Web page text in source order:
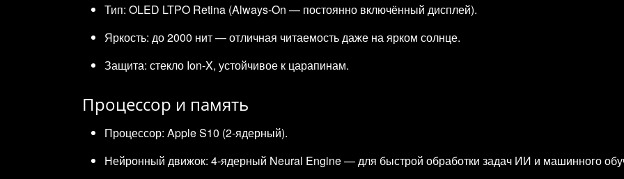
Тип: OLED LTPO Retina (Always‑On — постоянно включённый дисплей).
Яркость: до 2000 нит — отличная читаемость даже на ярком солнце.
Защита: стекло Ion‑X, устойчивое к царапинам.
Процессор и память
Процессор: Apple S10 (2‑ядерный).
Нейронный движок: 4‑ядерный Neural Engine — для быстрой обработки задач ИИ и машинного